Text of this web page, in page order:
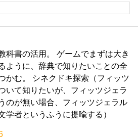
科書の活用。 ゲームでまずは大き
ように、辞典で知りたいことの全
かむ。 シネクドキ探索（フィッツ
いて知りたいが、フィッツジェラ
のが無い場合、フィッツジェラル
学者というふうに提喩する）